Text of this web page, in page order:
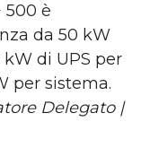
è
da 50 kW
di UPS per
per sistema.
Delegato |